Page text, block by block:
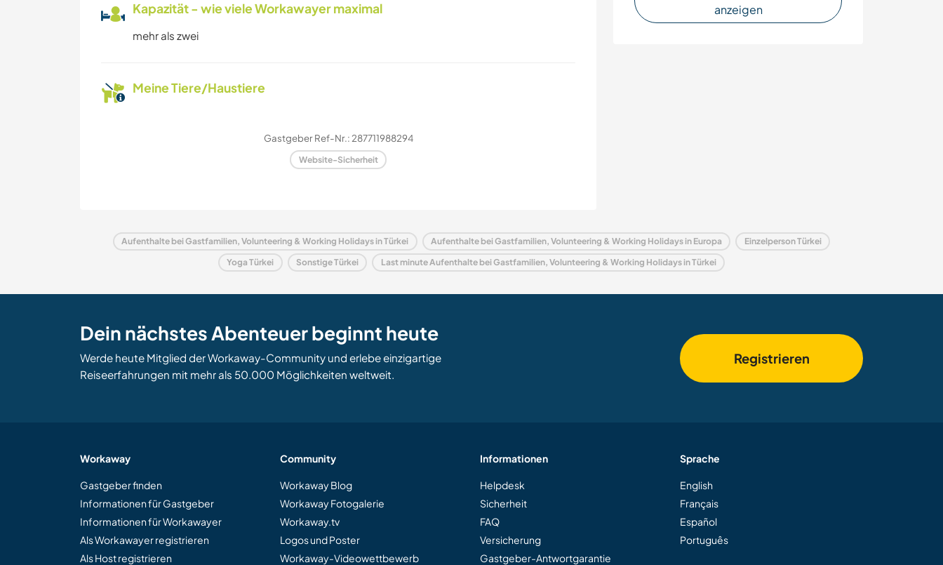
anzeigen
Kapazität - wie viele Workawayer maximal
mehr als zwei
Meine Tiere/Haustiere
Gastgeber Ref-Nr.: 287711988294
Website-Sicherheit
Aufenthalte bei Gastfamilien, Volunteering & Working Holidays in Türkei Aufenthalte bei Gastfamilien, Volunteering & Working Holidays in Europa Einzelperson Türkei
Yoga Türkei Sonstige Türkei Last minute Aufenthalte bei Gastfamilien, Volunteering & Working Holidays in Türkei
Dein nächstes Abenteuer beginnt heute
Werde heute Mitglied der Workaway-Community und erlebe einzigartige
Reiseerfahrungen mit mehr als 50.000 Möglichkeiten weltweit.
Registrieren
Workaway
Gastgeber finden
Informationen für Gastgeber
Informationen für Workawayer
Als Workawayer registrieren
Als Host registrieren
Community
Workaway Blog
Workaway Fotogalerie
Workaway.tv
Logos und Poster
Workaway-Videowettbewerb
Informationen
Helpdesk
Sicherheit
FAQ
Versicherung
Gastgeber-Antwortgarantie
Sprache
English
Français
Español
Português